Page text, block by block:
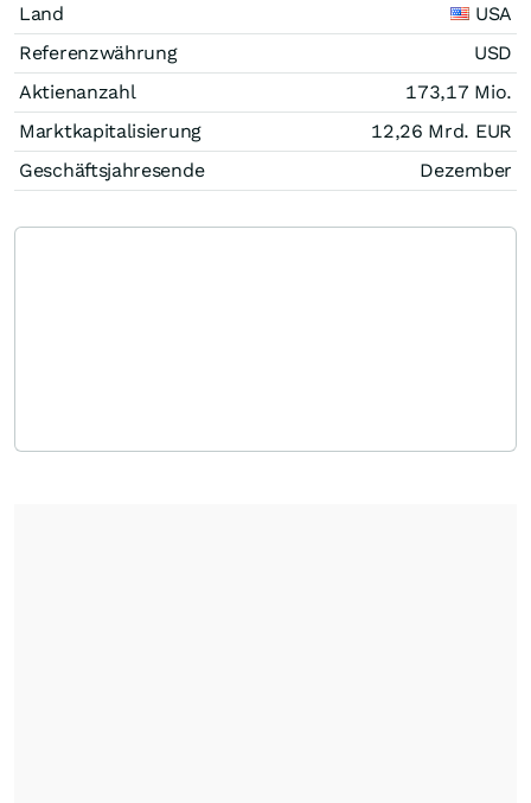
Land
USA
Referenzwährung
USD
Aktienanzahl
173,17 Mio.
Marktkapitalisierung
12,26 Mrd. EUR
Geschäftsjahresende
Dezember